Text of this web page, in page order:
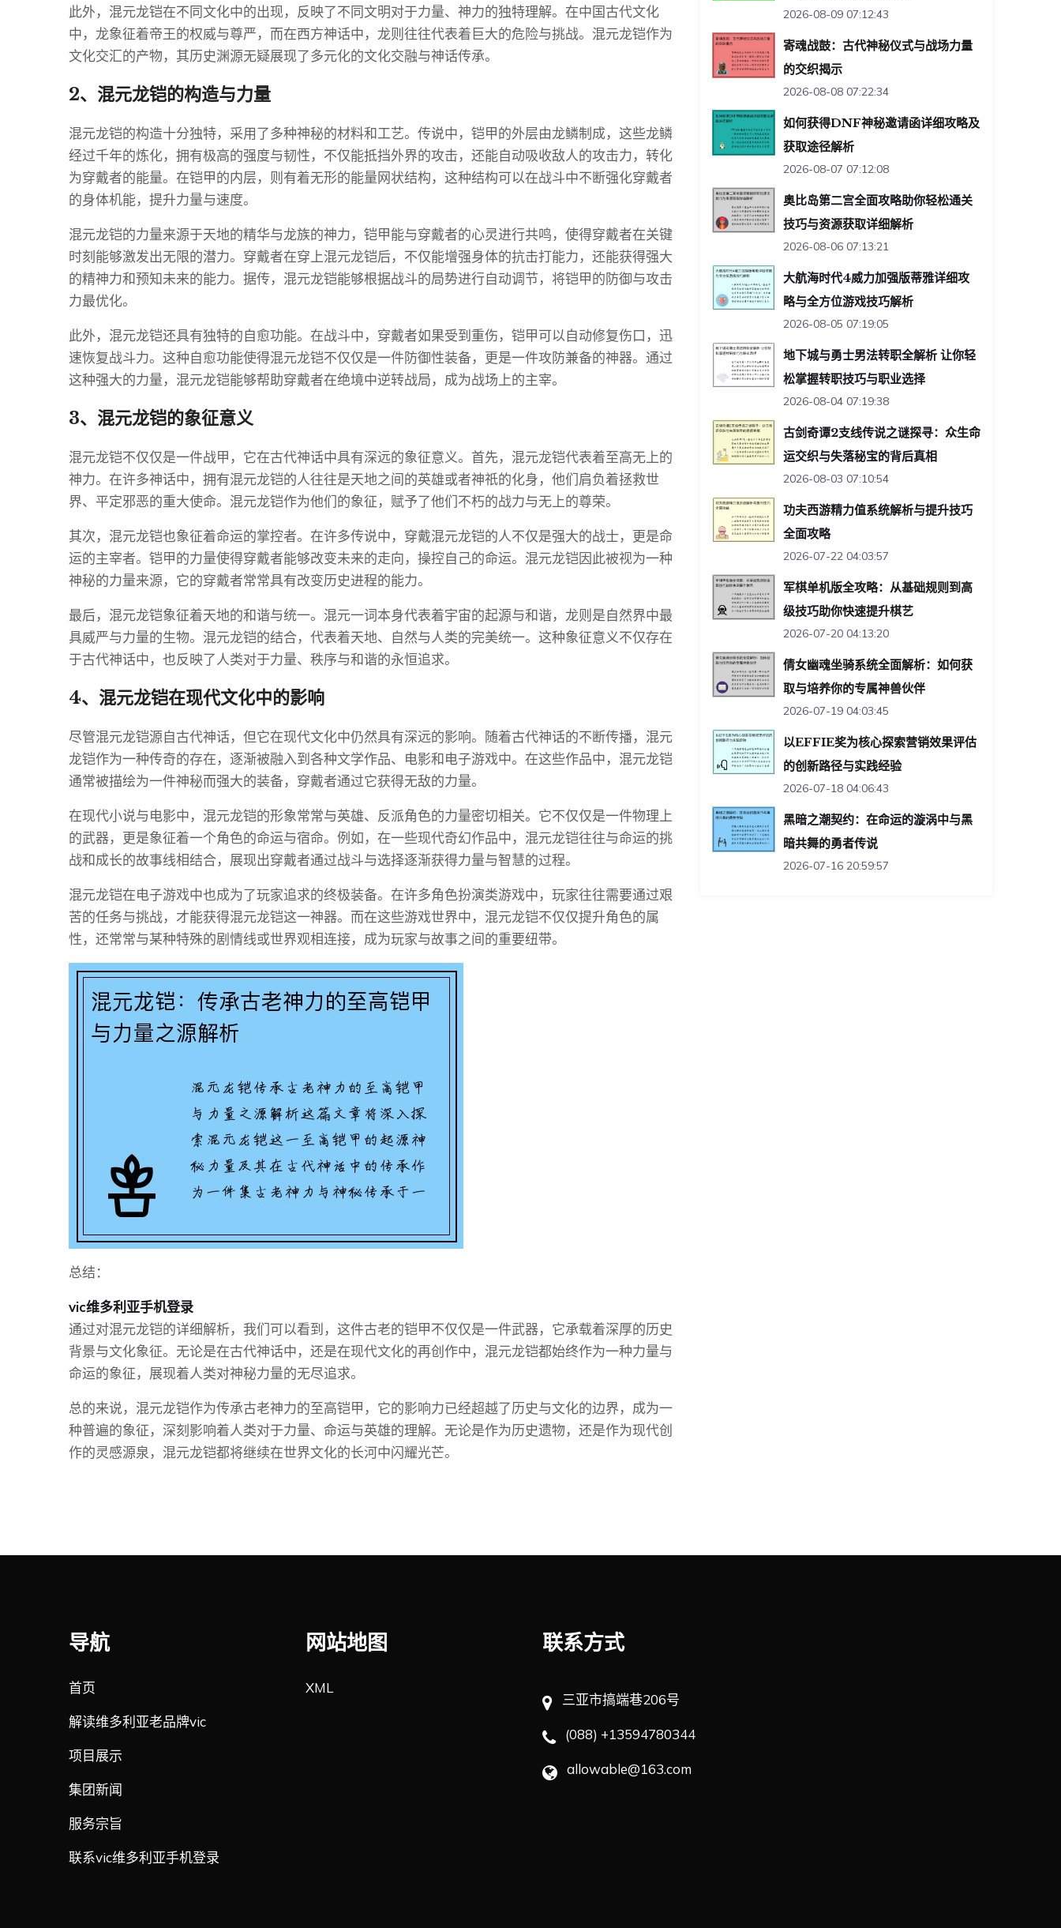
此外，混元龙铠在不同文化中的出现，反映了不同文明对于力量、神力的独特理解。在中国古代文化
中，龙象征着帝王的权威与尊严，而在西方神话中，龙则往往代表着巨大的危险与挑战。混元龙铠作为
文化交汇的产物，其历史渊源无疑展现了多元化的文化交融与神话传承。
2、混元龙铠的构造与力量
混元龙铠的构造十分独特，采用了多种神秘的材料和工艺。传说中，铠甲的外层由龙鳞制成，这些龙鳞
经过千年的炼化，拥有极高的强度与韧性，不仅能抵挡外界的攻击，还能自动吸收敌人的攻击力，转化
为穿戴者的能量。在铠甲的内层，则有着无形的能量网状结构，这种结构可以在战斗中不断强化穿戴者
的身体机能，提升力量与速度。
混元龙铠的力量来源于天地的精华与龙族的神力，铠甲能与穿戴者的心灵进行共鸣，使得穿戴者在关键
时刻能够激发出无限的潜力。穿戴者在穿上混元龙铠后，不仅能增强身体的抗击打能力，还能获得强大
的精神力和预知未来的能力。据传，混元龙铠能够根据战斗的局势进行自动调节，将铠甲的防御与攻击
力最优化。
此外，混元龙铠还具有独特的自愈功能。在战斗中，穿戴者如果受到重伤，铠甲可以自动修复伤口，迅
速恢复战斗力。这种自愈功能使得混元龙铠不仅仅是一件防御性装备，更是一件攻防兼备的神器。通过
这种强大的力量，混元龙铠能够帮助穿戴者在绝境中逆转战局，成为战场上的主宰。
3、混元龙铠的象征意义
混元龙铠不仅仅是一件战甲，它在古代神话中具有深远的象征意义。首先，混元龙铠代表着至高无上的
神力。在许多神话中，拥有混元龙铠的人往往是天地之间的英雄或者神祇的化身，他们肩负着拯救世
界、平定邪恶的重大使命。混元龙铠作为他们的象征，赋予了他们不朽的战力与无上的尊荣。
其次，混元龙铠也象征着命运的掌控者。在许多传说中，穿戴混元龙铠的人不仅是强大的战士，更是命
运的主宰者。铠甲的力量使得穿戴者能够改变未来的走向，操控自己的命运。混元龙铠因此被视为一种
神秘的力量来源，它的穿戴者常常具有改变历史进程的能力。
最后，混元龙铠象征着天地的和谐与统一。混元一词本身代表着宇宙的起源与和谐，龙则是自然界中最
具威严与力量的生物。混元龙铠的结合，代表着天地、自然与人类的完美统一。这种象征意义不仅存在
于古代神话中，也反映了人类对于力量、秩序与和谐的永恒追求。
4、混元龙铠在现代文化中的影响
尽管混元龙铠源自古代神话，但它在现代文化中仍然具有深远的影响。随着古代神话的不断传播，混元
龙铠作为一种传奇的存在，逐渐被融入到各种文学作品、电影和电子游戏中。在这些作品中，混元龙铠
通常被描绘为一件神秘而强大的装备，穿戴者通过它获得无敌的力量。
在现代小说与电影中，混元龙铠的形象常常与英雄、反派角色的力量密切相关。它不仅仅是一件物理上
的武器，更是象征着一个角色的命运与宿命。例如，在一些现代奇幻作品中，混元龙铠往往与命运的挑
战和成长的故事线相结合，展现出穿戴者通过战斗与选择逐渐获得力量与智慧的过程。
混元龙铠在电子游戏中也成为了玩家追求的终极装备。在许多角色扮演类游戏中，玩家往往需要通过艰
苦的任务与挑战，才能获得混元龙铠这一神器。而在这些游戏世界中，混元龙铠不仅仅提升角色的属
性，还常常与某种特殊的剧情线或世界观相连接，成为玩家与故事之间的重要纽带。
总结：
vic维多利亚手机登录
通过对混元龙铠的详细解析，我们可以看到，这件古老的铠甲不仅仅是一件武器，它承载着深厚的历史
背景与文化象征。无论是在古代神话中，还是在现代文化的再创作中，混元龙铠都始终作为一种力量与
命运的象征，展现着人类对神秘力量的无尽追求。
总的来说，混元龙铠作为传承古老神力的至高铠甲，它的影响力已经超越了历史与文化的边界，成为一
种普遍的象征，深刻影响着人类对于力量、命运与英雄的理解。无论是作为历史遗物，还是作为现代创
作的灵感源泉，混元龙铠都将继续在世界文化的长河中闪耀光芒。
2026-08-09 07:12:43
寄魂战鼓：古代神秘仪式与战场力量
的交织揭示
2026-08-08 07:22:34
如何获得DNF神秘邀请函详细攻略及
获取途径解析
2026-08-07 07:12:08
奥比岛第二宫全面攻略助你轻松通关
技巧与资源获取详细解析
2026-08-06 07:13:21
大航海时代4威力加强版蒂雅详细攻
略与全方位游戏技巧解析
2026-08-05 07:19:05
地下城与勇士男法转职全解析 让你轻
松掌握转职技巧与职业选择
2026-08-04 07:19:38
古剑奇谭2支线传说之谜探寻：众生命
运交织与失落秘宝的背后真相
2026-08-03 07:10:54
功夫西游精力值系统解析与提升技巧
全面攻略
2026-07-22 04:03:57
军棋单机版全攻略：从基础规则到高
级技巧助你快速提升棋艺
2026-07-20 04:13:20
倩女幽魂坐骑系统全面解析：如何获
取与培养你的专属神兽伙伴
2026-07-19 04:03:45
以EFFIE奖为核心探索营销效果评估
的创新路径与实践经验
2026-07-18 04:06:43
黑暗之潮契约：在命运的漩涡中与黑
暗共舞的勇者传说
2026-07-16 20:59:57
导航
首页
解读维多利亚老品牌vic
项目展示
集团新闻
服务宗旨
联系vic维多利亚手机登录
网站地图
XML
联系方式
三亚市搞端巷206号
(088) +13594780344
allowable@163.com